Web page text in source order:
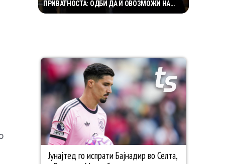
ПРИВАТНОСТА: ОДБИ ДА Ѝ ОВОЗМОЖИ НА
ПОЛИЦИЈАТА ПРИСТАП ДО ICLOUD